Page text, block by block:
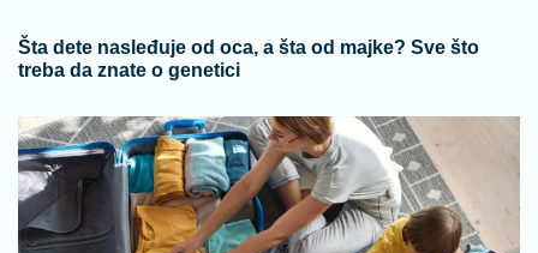
Šta dete nasleđuje od oca, a šta od majke? Sve što
treba da znate o genetici